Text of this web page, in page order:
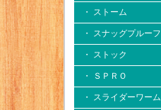
・ ストーム
・ スナッグプルーフ
・ ストック
・ ＳＰＲＯ
・ スライダーワーム